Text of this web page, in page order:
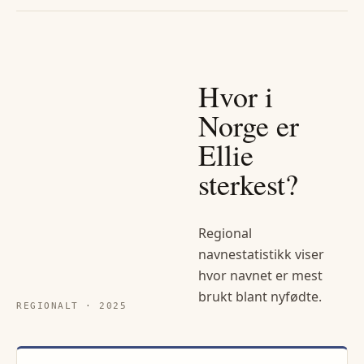
REGIONALT ·2025
Hvor i
Norge er
Ellie
sterkest?
Regional
navnestatistikk viser
hvor navnet er mest
brukt blant nyfødte.